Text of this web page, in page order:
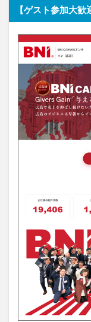
【ゲスト参加大